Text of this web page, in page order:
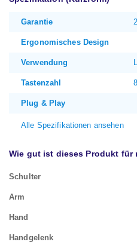
Garantie
Ergonomisches Design
Verwendung
Tastenzahl
Plug & Play
Alle Spezifikationen ansehen
Wie gut ist dieses Produkt für
Schulter
Arm
Hand
Handgelenk